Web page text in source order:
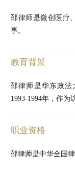
邵律师是微创医疗
事。
教育背景
邵律师是华东政法
1993-1994年，作为
职业资格
邵律师是中华全国